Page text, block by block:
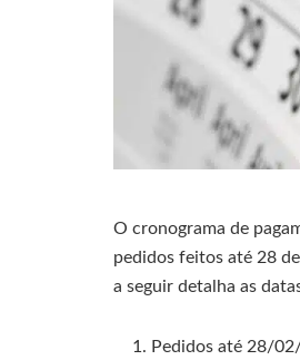
O cronograma de
pedidos feitos até 28
a seguir detalha as
Pedidos até 28/